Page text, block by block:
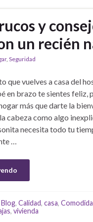
y
un recién
, Seguridad
que vuelves a casa del
en brazo te sientes feliz,
más que darte la
cabeza como algo
necesita todo tu
…
Blog, Calidad, casa,
, vivienda